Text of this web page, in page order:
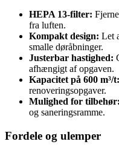
HEPA 13-filter:
fra luften.
Kompakt design: Let
smalle døråbninger.
Justerbar hastighed:
afhængigt af opgaven.
Kapacitet på 600 m³/t:
renoveringsopgaver.
Mulighed for tilbehør:
og saneringsramme.
Fordele og ulemper